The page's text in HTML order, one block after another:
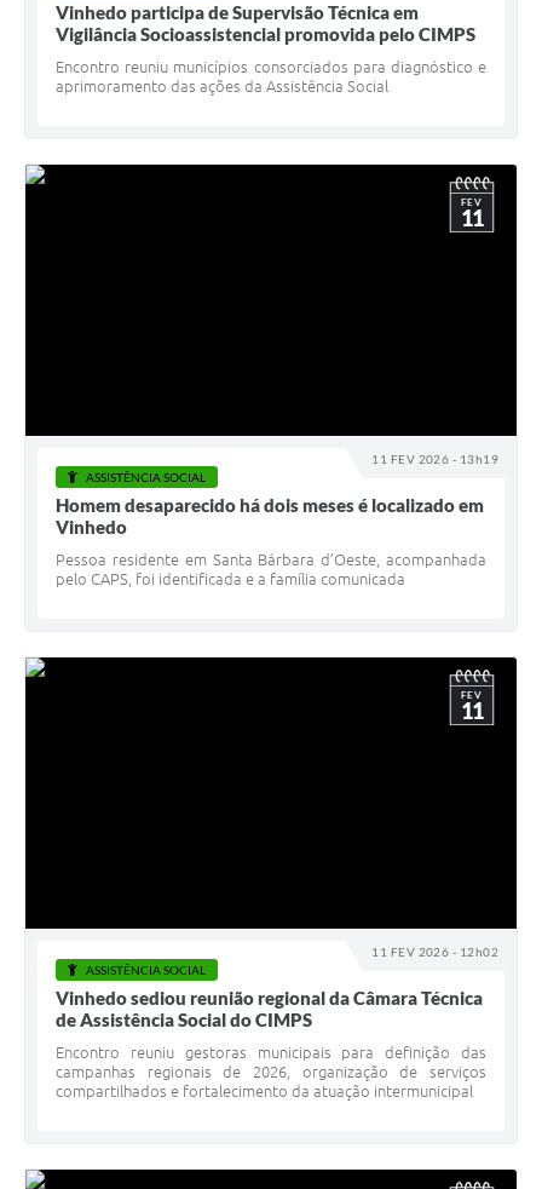
Vinhedo participa de Supervisão Técnica em
Vigilância Socioassistencial promovida pelo CIMPS
Encontro reuniu municípios consorciados para diagnóstico e
aprimoramento das ações da Assistência Social
11 FEV 2026 - 13h19
FEV
11
ASSISTÊNCIA SOCIAL
Homem desaparecido há dois meses é localizado em
Vinhedo
Pessoa residente em Santa Bárbara d’Oeste, acompanhada
pelo CAPS, foi identificada e a família comunicada
11 FEV 2026 - 12h02
FEV
11
ASSISTÊNCIA SOCIAL
Vinhedo sediou reunião regional da Câmara Técnica
de Assistência Social do CIMPS
Encontro reuniu gestoras municipais para definição das
campanhas regionais de 2026, organização de serviços
compartilhados e fortalecimento da atuação intermunicipal